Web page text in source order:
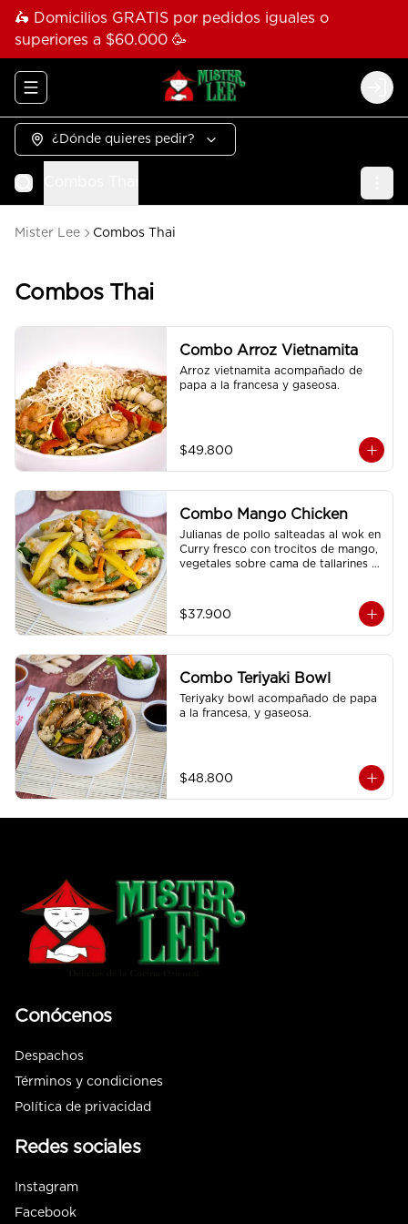
🛵 Domicilios GRATIS por pedidos iguales o
superiores a $60.000 🥳
Abrir menu de navegación
¿Dónde quieres pedir?
Mister Lee Combos Thai
Combos Thai
Combo Arroz Vietnamita
Arroz vietnamita acompañado de
papa a la francesa y gaseosa.
$49.800
Combo Mango Chicken
Julianas de pollo salteadas al wok en
Curry fresco con trocitos de mango,
vegetales sobre cama de tallarines
$37.900
Combo Teriyaki Bowl
Teriyaky bowl acompañado de papa
a la francesa, y gaseosa.
$48.800
Conócenos
Despachos
Términos y condiciones
Política de privacidad
Redes sociales
Instagram
Facebook